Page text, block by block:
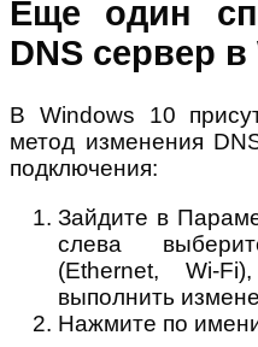
Еще один
DNS сервер
В Windows 10
метод изменения
подключения:
Зайдите в
слева
(Ethernet, Wi-
выполнить
Нажмите по